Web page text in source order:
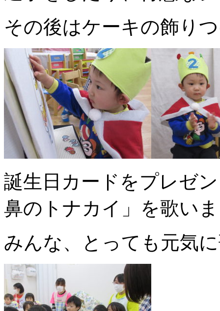
その後はケーキの飾り
誕生日カードをプレゼ
鼻のトナカイ」を歌い
みんな、とっても元気